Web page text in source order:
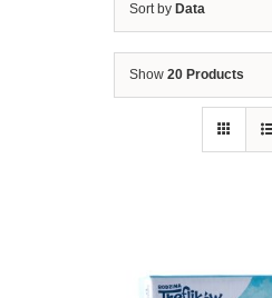
Sort by Data
Show 20 Products